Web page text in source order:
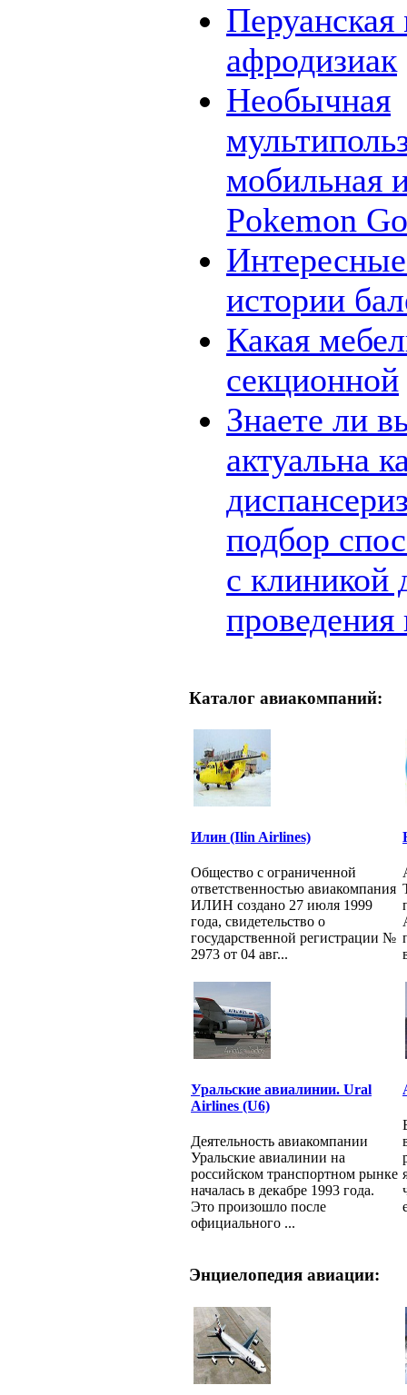
Перуанская
афродизиак
Необычная
мобильная
Pokemon Go
истории
Какая
секционной
Знаете ли
актуальна
подбор
с клиникой
проведения
Каталог авиакомпаний:
Илин (Ilin Airlines)
Общество с ограниченной
ответственностью авиакомпания
ИЛИН создано 27 июля 1999
года, свидетельство о
государственной регистрации №
2973 от 04 авг...
Уральские авиалинии. Ural
Airlines (U6)
Деятельность авиакомпании
Уральские авиалинии на
российском транспортном рынке
началась в декабре 1993 года.
Это произошло после
официального ...
Энциелопедия авиации: